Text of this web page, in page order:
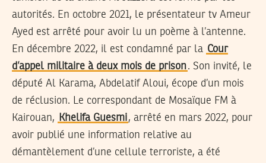
autorités. En octobre 2021, le présentateur tv Ameur
Ayed est arrêté pour avoir lu un poème à l’antenne.
En décembre 2022, il est condamné par la Cour
d’appel militaire à deux mois de prison. Son invité, le
député Al Karama, Abdelatif Aloui, écope d’un mois
de réclusion. Le correspondant de Mosaïque FM à
Kairouan,
Khelifa Guesmi, arrêté en mars 2022, pour
avoir publié une information relative au
démantèlement d’une cellule terroriste, a été